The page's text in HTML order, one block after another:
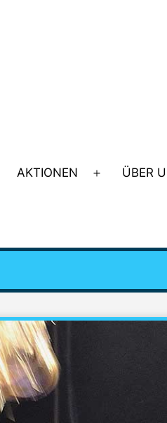
AKTIONEN
Menü
ÜBER